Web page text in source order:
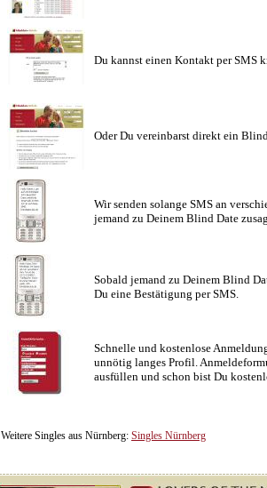
Du kannst einen Kontakt per SMS
Oder Du vereinbarst direkt ein
Wir senden solange SMS an
jemand zu Deinem Blind Date
Sobald jemand zu Deinem Blind
Du eine Bestätigung per SMS.
Schnelle und kostenlose
unnötig langes Profil.
ausfüllen und schon bist Du
Weitere Singles aus Nürnberg: Singles Nürnberg